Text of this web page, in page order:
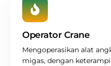
Operator Crane
Mengoperasikan alat
migas, dengan